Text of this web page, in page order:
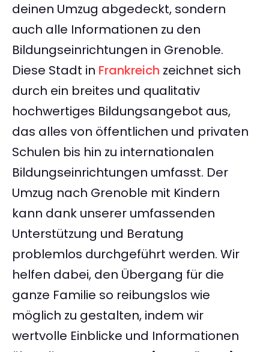
deinen Umzug abgedeckt, sondern
auch alle Informationen zu den
Bildungseinrichtungen in Grenoble.
Diese Stadt in Frankreich zeichnet sich
durch ein breites und qualitativ
hochwertiges Bildungsangebot aus,
das alles von öffentlichen und privaten
Schulen bis hin zu internationalen
Bildungseinrichtungen umfasst. Der
Umzug nach Grenoble mit Kindern
kann dank unserer umfassenden
Unterstützung und Beratung
problemlos durchgeführt werden. Wir
helfen dabei, den Übergang für die
ganze Familie so reibungslos wie
möglich zu gestalten, indem wir
wertvolle Einblicke und Informationen